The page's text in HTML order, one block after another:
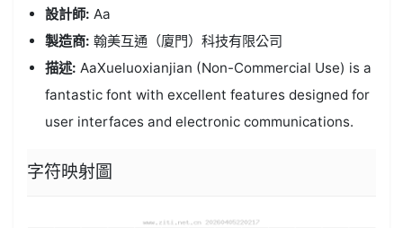
設計師: Aa
製造商: 翰美互通（廈門）科技有限公司
描述: AaXueluoxianjian (Non-Commercial Use) is a
fantastic font with excellent features designed for
user interfaces and electronic communications.
字符映射圖